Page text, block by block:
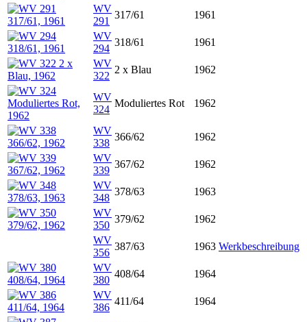
WV
291
317/61
1961
WV
294
318/61
1961
WV
322
2 x Blau 1962
WV
324
Moduliertes Rot 1962
WV
338
366/62
1962
WV
339
367/62
1962
WV
348
378/63
1963
WV
350
379/62
1962
WV
356
387/63 1963 Werkbeschreibung
WV
380
408/64
1964
WV
386
411/64 1964